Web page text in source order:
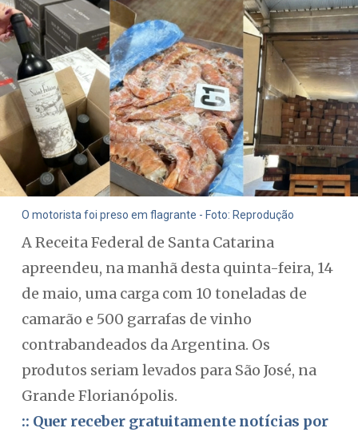
O motorista foi preso em flagrante - Foto: Reprodução
A Receita Federal de Santa Catarina
apreendeu, na manhã desta quinta-feira, 14
de maio, uma carga com 10 toneladas de
camarão e 500 garrafas de vinho
contrabandeados da Argentina. Os
produtos seriam levados para São José, na
Grande Florianópolis.
:: Quer receber gratuitamente notícias por